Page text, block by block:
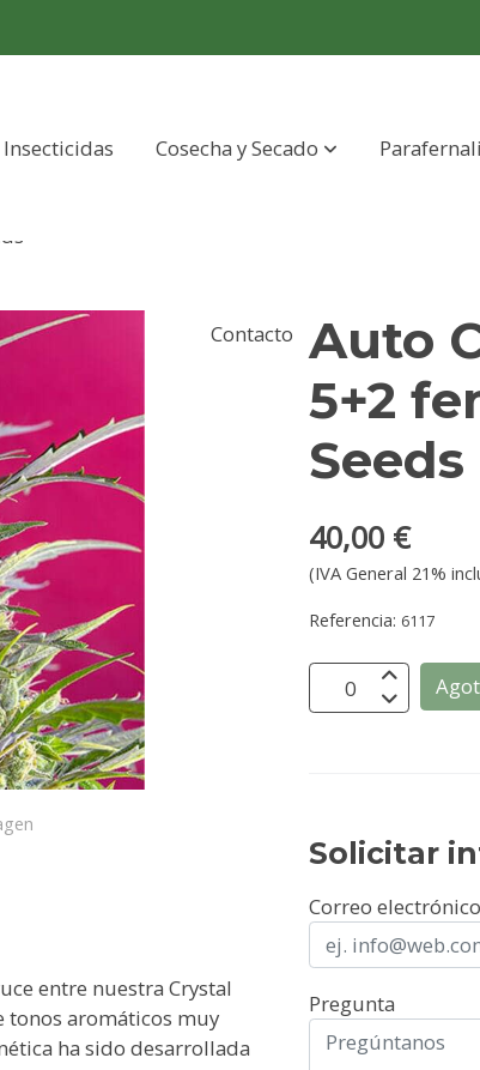
Cosecha y Secado
Contacto
entre nuestra Crystal
tonos aromáticos muy
ha sido desarrollada
Auto
5+2
Seeds
40,00 €
(IVA General 21%
Referencia: 6117
Solicitar
Correo electrónico
Pregunta